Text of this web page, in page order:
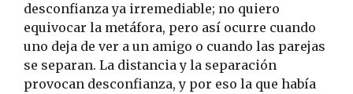
desconfianza ya irremediable; no quiero
equivocar la metáfora, pero así ocurre cuando
uno deja de ver a un amigo o cuando las parejas
se separan. La distancia y la separación
provocan desconfianza, y por eso la que había